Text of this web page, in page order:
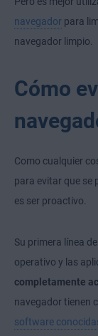
navegador para
navegador limpio.
Cómo
Como cualquier
para evitar que se
es ser proactivo.
Su primera línea
operativo y las
completamente
navegador tienen
software